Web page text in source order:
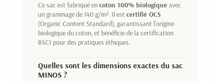
Ce sac est fabriqué encoton 100% biologiqueavec
un grammage de 140 g/m². Il est certifié OCS
(Organic Content Standard), garantissant l'origine
biologique du coton, et bénéficie de la certification
BSCI pour des pratiques éthiques.
Quelles sont les dimensions exactes du sac
MINOS ?